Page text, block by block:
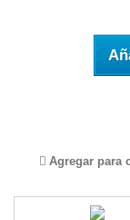
Agregar para